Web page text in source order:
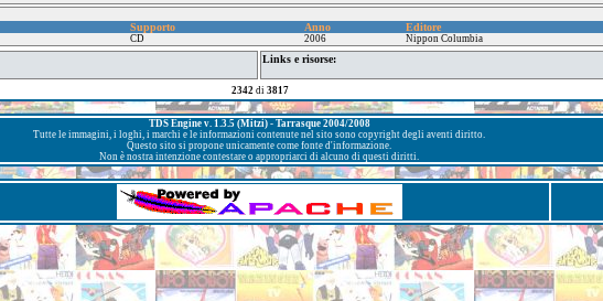
Supporto Anno Editore
CD 2006 Nippon Columbia
Links e risorse:
2342di 3817
TDS Engine v. 1.3.5 (Mitzi) - Tarrasque 2004/2008
Tutte le immagini, i loghi, i marchi e le informazioni contenute nel sito sono copyright degli aventi diritto.
Questo sito si propone unicamente come fonte d'informazione.
Non è nostra intenzione contestare o appropriarci di alcuno di questi diritti.